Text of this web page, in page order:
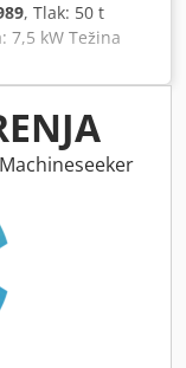
, Tlak: 50 t
7,5 kW Težina
Dimenzije: 1500 x